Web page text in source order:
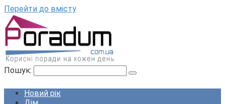
Перейти до вмісту
Пошук:
Новий рік